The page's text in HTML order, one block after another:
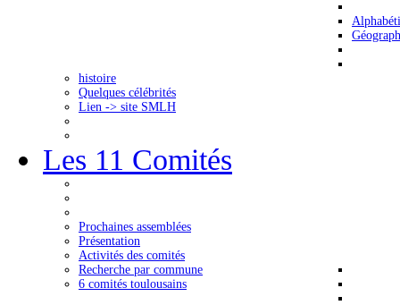
histoire
Quelques célébrités
Lien -> site SMLH
Les 11 Comités
Prochaines assemblées
Présentation
Activités des comités
Recherche par commune
6 comités toulousains